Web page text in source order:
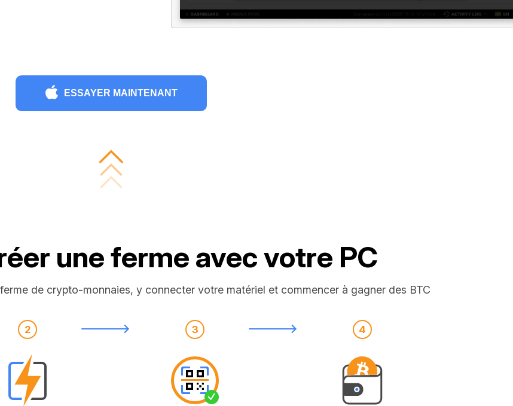
ESSAYER MAINTENANT
une ferme avec votre PC
de crypto-monnaies, y connecter votre matériel et commencer à gagner des BTC